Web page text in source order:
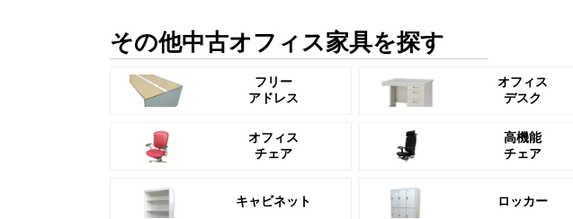
その他中古オフィス家具を探す
フリー
アドレス
オフィス
デスク
オフィス
チェア
高機能
チェア
キャビネット ロッカー